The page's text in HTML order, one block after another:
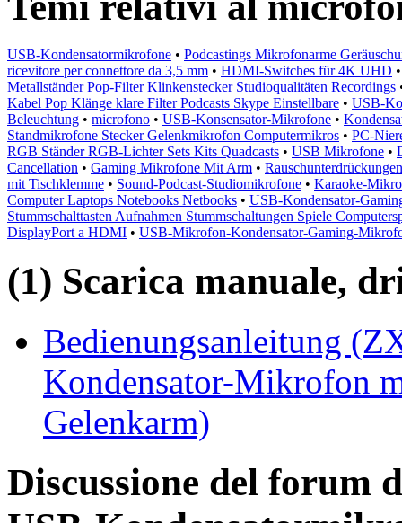
USB-Kondensatormikrofone • Podcastings Mikrofonarme
ricevitore per connettore da 3,5 mm • HDMI-Switches für 4K UHD
Metallständer Pop-Filter Klinkenstecker Studioqualitäten Recordings
Kabel Pop Klänge klare Filter Podcasts Skype Einstellbare • USB-
Beleuchtung • microfono • USB-Konsensator-Mikrofone •
Standmikrofone Stecker Gelenkmikrofon Computermikros • PC-
RGB Ständer RGB-Lichter Sets Kits Quadcasts • USB Mikrofone •
Cancellation • Gaming Mikrofone Mit Arm •
mit Tischklemme • Sound-Podcast-Studiomikrofone • Karaoke-
Computer Laptops Notebooks Netbooks • USB-Kondensator-
Stummschalttasten Aufnahmen Stummschaltungen Spiele
DisplayPort a HDMI • USB-Mikrofon-Kondensator-Gaming-
(1) Scarica manuale,
Bedienungsanleitung
Kondensator-Mikrofon
Gelenkarm)
Discussione del forum